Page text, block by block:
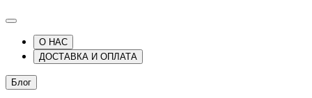
О НАС
ДОСТАВКА И ОПЛАТА
Блог